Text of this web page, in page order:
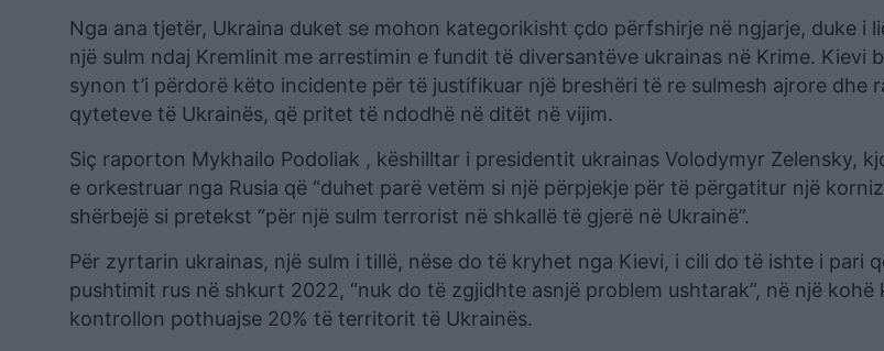
Nga ana tjetër, Ukraina duket se mohon kategorikisht çdo përfshirje në ngjarje, duke i
një sulm ndaj Kremlinit me arrestimin e fundit të diversantëve ukrainas në Krime. Kievi
synon t’i përdorë këto incidente për të justifikuar një breshëri të re sulmesh ajrore dhe
qyteteve të Ukrainës, që pritet të ndodhë në ditët në vijim.
Siç raporton Mykhailo Podoliak , këshilltar i presidentit ukrainas Volodymyr Zelensky,
e orkestruar nga Rusia që “duhet parë vetëm si një përpjekje për të përgatitur një
shërbejë si pretekst “për një sulm terrorist në shkallë të gjerë në Ukrainë”.
Për zyrtarin ukrainas, një sulm i tillë, nëse do të kryhet nga Kievi, i cili do të ishte i pari
pushtimit rus në shkurt 2022, “nuk do të zgjidhte asnjë problem ushtarak”, në një kohë
kontrollon pothuajse 20% të territorit të Ukrainës.